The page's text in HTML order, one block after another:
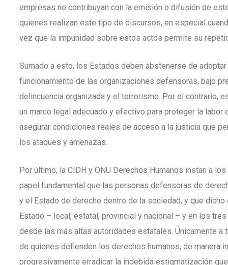
empresas no contribuyan con la emisión o difusión de
quienes realizan este tipo de discursos, en especial
vez que la impunidad sobre estos actos permite su
Sumado a esto, los Estados deben abstenerse de
funcionamiento de las organizaciones defensoras, bajo
delincuencia organizada y el terrorismo. Por el contrario,
un marco legal adecuado y efectivo para proteger la
asegurar condiciones reales de acceso a la justicia que
los ataques y amenazas.
Por último, la CIDH y ONU Derechos Humanos instan a
papel fundamental que las personas defensoras de
y el Estado de derecho dentro de la sociedad, y que
Estado – local, estatal, provincial y nacional – y en los
desde las más altas autoridades estatales. Únicamente
de quienes defienden los derechos humanos, de manera
progresivamente erradicar la indebida estigmatización